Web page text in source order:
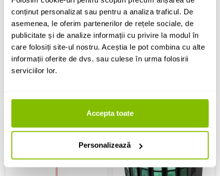
conținut personalizat sau pentru a analiza traficul. De
asemenea, le oferim partenerilor de rețele sociale, de
publicitate și de analize informații cu privire la modul în
care folosiți site-ul nostru. Aceștia le pot combina cu alte
informații oferite de dvs. sau culese în urma folosirii
serviciilor lor.
Accepta toate
Personalizează
Beamz Partybar 2PAR
782 Lei
IN STOC
Beamz Partybar2 2x PAR + 2x
Derby
1,016 Lei
IN STOC